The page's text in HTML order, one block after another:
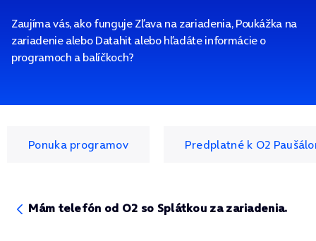
Zaujíma vás, ako funguje Zľava na zariadenia, Poukážka na
zariadenie alebo Datahit alebo hľadáte informácie o
programoch a balíčkoch?
Ponuka programov Predplatné k O2
Mám telefón od O2 so Splátkou za zariadenia.